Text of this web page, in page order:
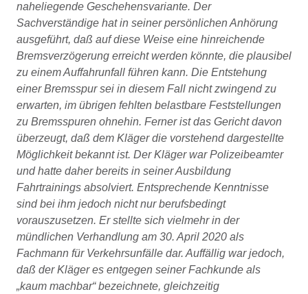
naheliegende Geschehensvariante. Der
Sachverständige hat in seiner persönlichen Anhörung
ausgeführt, daß auf diese Weise eine hinreichende
Bremsverzögerung erreicht werden könnte, die plausibel
zu einem Auffahrunfall führen kann. Die Entstehung
einer Bremsspur sei in diesem Fall nicht zwingend zu
erwarten, im übrigen fehlten belastbare Feststellungen
zu Bremsspuren ohnehin. Ferner ist das Gericht davon
überzeugt, daß dem Kläger die vorstehend dargestellte
Möglichkeit bekannt ist. Der Kläger war Polizeibeamter
und hatte daher bereits in seiner Ausbildung
Fahrtrainings absolviert. Entsprechende Kenntnisse
sind bei ihm jedoch nicht nur berufsbedingt
vorauszusetzen. Er stellte sich vielmehr in der
mündlichen Verhandlung am 30. April 2020 als
Fachmann für Verkehrsunfälle dar. Auffällig war jedoch,
daß der Kläger es entgegen seiner Fachkunde als
kaum machbar bezeichnete, gleichzeitig